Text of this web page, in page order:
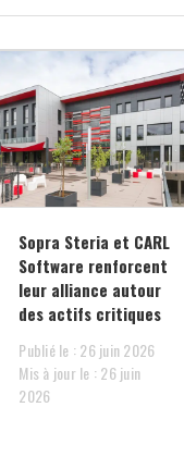
Sopra Steria et CARL
Software renforcent
leur alliance autour
des actifs critiques
Publié le : 26 juin 2026
Mis à jour le : 26 juin
2026